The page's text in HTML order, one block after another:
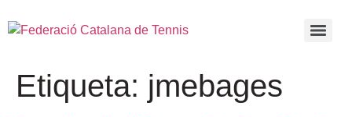
Etiqueta: jmebages